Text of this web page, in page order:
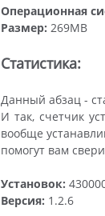
Операционная
Размер: 269MB
Статистика:
Данный абзац -
И так, счетчик
вообще
помогут вам
Установок:
Версия: 1.2.6